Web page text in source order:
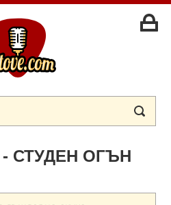
СТУДЕН ОГЪН